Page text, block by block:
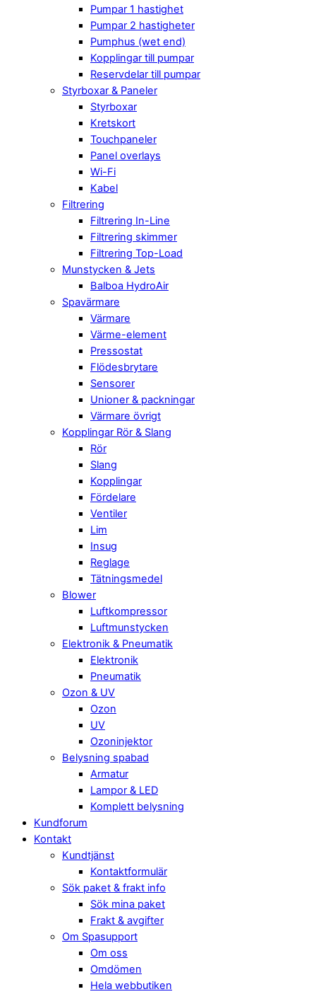
Pumpar 1 hastighet
Pumpar 2 hastigheter
Pumphus (wet end)
Kopplingar till pumpar
Reservdelar till pumpar
Styrboxar & Paneler
Styrboxar
Kretskort
Touchpaneler
Panel overlays
Wi-Fi
Kabel
Filtrering
Filtrering In-Line
Filtrering skimmer
Filtrering Top-Load
Munstycken & Jets
Balboa HydroAir
Spavärmare
Värmare
Värme-element
Pressostat
Flödesbrytare
Sensorer
Unioner & packningar
Värmare övrigt
Kopplingar Rör & Slang
Rör
Slang
Kopplingar
Fördelare
Ventiler
Lim
Insug
Reglage
Tätningsmedel
Blower
Luftkompressor
Luftmunstycken
Elektronik & Pneumatik
Elektronik
Pneumatik
Ozon & UV
Ozon
UV
Ozoninjektor
Belysning spabad
Armatur
Lampor & LED
Komplett belysning
Kundforum
Kontakt
Kundtjänst
Kontaktformulär
Sök paket & frakt info
Sök mina paket
Frakt & avgifter
Om Spasupport
Om oss
Omdömen
Hela webbutiken